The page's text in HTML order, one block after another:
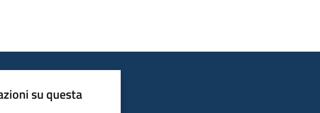
su questa